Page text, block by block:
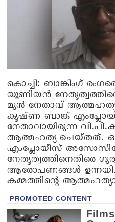
കൊച്ചി: ബാങ്കിംഗ്
യൂണിയന്‍
മുന്‍ നേതാവ്
കൃഷ്ണ ബാങ്ക്
നേതാവായിരുന്ന
ആത്മഹത്യ ചെയ്തത്.
എംപ്ലോയീസ്
നേതൃത്വത്തിനെതിരെ
ആരോപണങ്ങള്‍
കമ്മത്തിന്റെ